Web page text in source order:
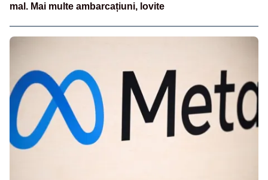
mal. Mai multe ambarcațiuni, lovite